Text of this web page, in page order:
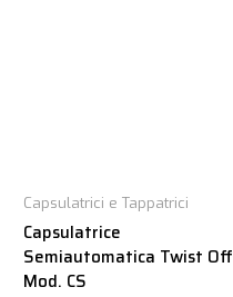
Capsulatrici e Tappatrici
Capsulatrice
Semiautomatica Twist Off
Mod. CS